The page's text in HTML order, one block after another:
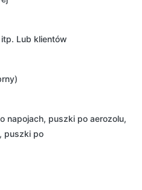
Lub klientów
napojach, puszki po aerozolu,
puszki po